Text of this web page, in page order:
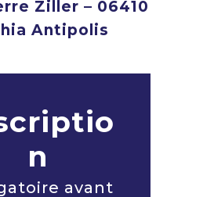
Ziller – 06410
Antipolis
n
avant